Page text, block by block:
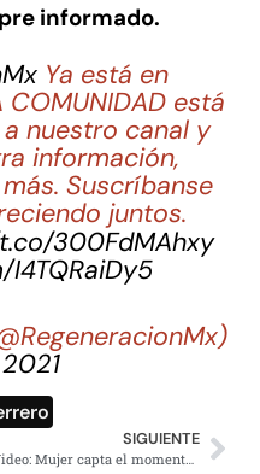
informado.
Ya está en
COMUNIDAD está
nuestro canal y
información,
Suscríbanse
juntos.
300FdMAhxy
SIGUIENTE
Video: Mujer capta el momento en que combi la atropella